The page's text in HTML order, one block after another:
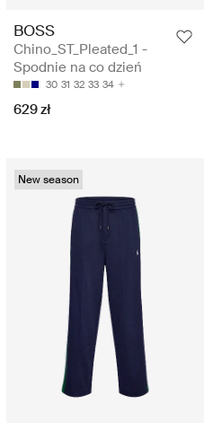
BOSS
Chino_ST_Pleated_1 -
Spodnie na co dzień
30 31 32 33 34
629 zł
New season